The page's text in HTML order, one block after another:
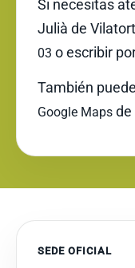
Si necesitas
Julià de
03 o escribir
También
Google Maps de
SEDE OFICIAL